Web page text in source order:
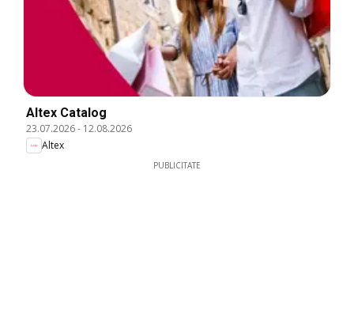
Altex Catalog
23.07.2026- 12.08.2026
Altex
PUBLICITATE